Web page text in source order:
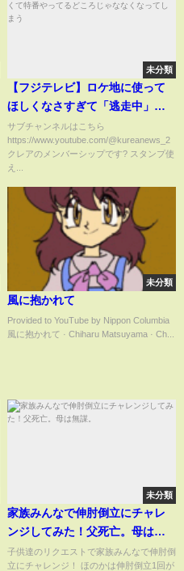
未分類
【フジテレビ】ロケ地に使って
ほしくなさすぎて「逃走中」が
作れない！人もお金もなくて特
番やってるどころじゃななくな
ってしまう
サブチャンネルはこちら
https://www.youtube.com/@kureanews_2
クレアのメンバーシップです? スタンプ使
え...
未分類
風に抱かれて
Provided to YouTube by Nippon Columbia
風に抱かれて · Chiharu Matsuyama · Ch...
未分類
家族みんなで伸肘倒立にチャレ
ンジしてみた！父死亡。母は無
謀。
子供達のリクエストで家族みんなで伸肘倒
立にチャレンジ！ ほのかは伸肘倒立1回が